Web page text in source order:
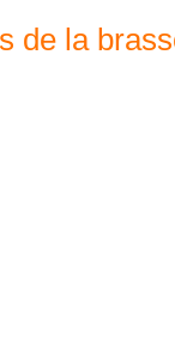
de la